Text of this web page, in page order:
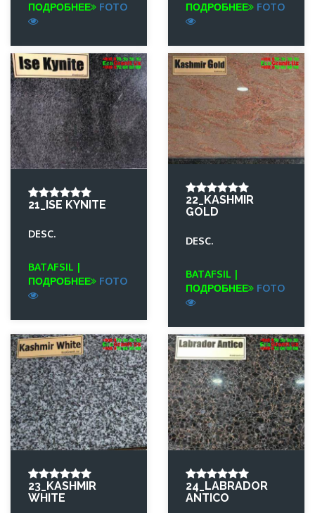
ПОДРОБНЕЕ
FOTO
ПОДРОБНЕЕ
FOTO
21_ISE KYNITE
DESC.
BATAFSIL |
ПОДРОБНЕЕ
FOTO
22_KASHMIR
GOLD
DESC.
BATAFSIL |
ПОДРОБНЕЕ
FOTO
23_KASHMIR
WHITE
24_LABRADOR
ANTICO